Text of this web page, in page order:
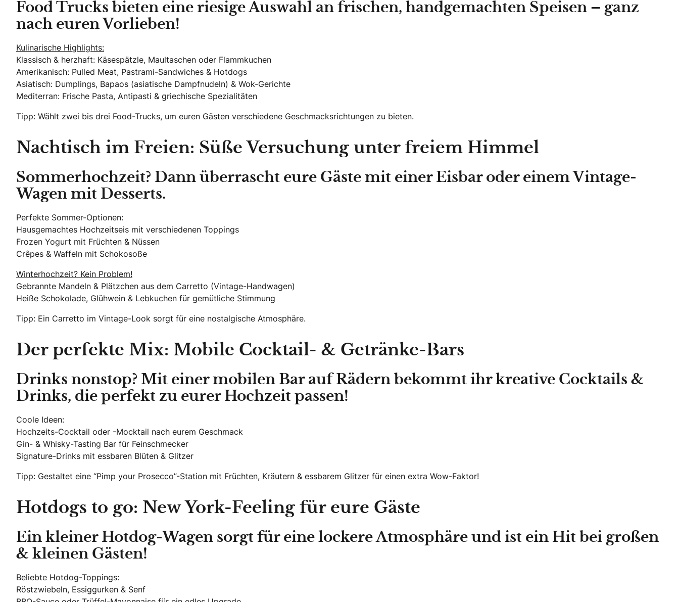
Food Trucks bieten eine riesige Auswahl an frischen, handgemachten Speisen – ganz
nach euren Vorlieben!
Kulinarische Highlights:
Klassisch & herzhaft: Käsespätzle, Maultaschen oder Flammkuchen
Amerikanisch: Pulled Meat, Pastrami-Sandwiches & Hotdogs
Asiatisch: Dumplings, Bapaos (asiatische Dampfnudeln) & Wok-Gerichte
Mediterran: Frische Pasta, Antipasti & griechische Spezialitäten
Tipp: Wählt zwei bis drei Food-Trucks, um euren Gästen verschiedene Geschmacksrichtungen zu bieten.
Nachtisch im Freien: Süße Versuchung unter freiem Himmel
Sommerhochzeit? Dann überrascht eure Gäste mit einer Eisbaroder einem Vintage-
Wagen mit Desserts.
Perfekte Sommer-Optionen:
Hausgemachtes Hochzeitseis mit verschiedenen Toppings
Frozen Yogurt mit Früchten & Nüssen
Crêpes & Waffeln mit Schokosoße
Winterhochzeit? Kein Problem!
Gebrannte Mandeln & Plätzchen aus dem Carretto (Vintage-Handwagen)
Heiße Schokolade, Glühwein & Lebkuchen für gemütliche Stimmung
Tipp: Ein Carretto im Vintage-Look sorgt für eine nostalgische Atmosphäre.
Der perfekte Mix: Mobile Cocktail- & Getränke-Bars
Drinks nonstop? Mit einer mobilen Bar auf Rädern bekommt ihr kreative Cocktails &
Drinks, die perfekt zu eurer Hochzeit passen!
Coole Ideen:
Hochzeits-Cocktail oder -Mocktail nach eurem Geschmack
Gin- & Whisky-Tasting Bar für Feinschmecker
Signature-Drinks mit essbaren Blüten & Glitzer
Tipp: Gestaltet eine “Pimp your Prosecco”-Station mit Früchten, Kräutern & essbarem Glitzer für einen extra Wow-Faktor!
Hotdogs to go: New York-Feeling für eure Gäste
Ein kleiner Hotdog-Wagen sorgt für eine lockere Atmosphäre und ist ein Hit bei großen
& kleinen Gästen!
Beliebte Hotdog-Toppings:
Röstzwiebeln, Essiggurken & Senf